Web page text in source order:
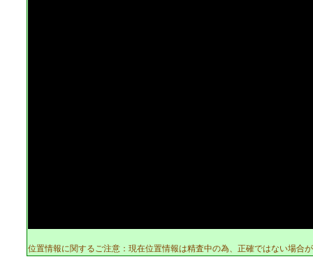
位置情報に関するご注意：現在位置情報は精査中の為、正確ではない場合